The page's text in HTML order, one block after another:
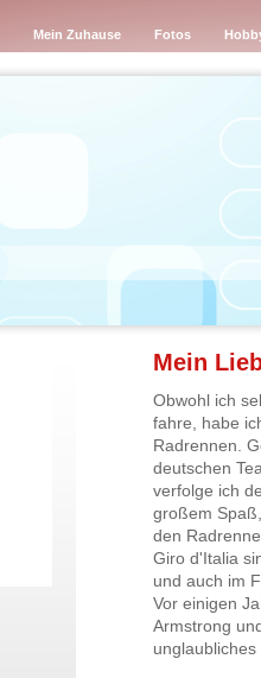
Mein Zuhause Fotos
Mein
Obwohl ich
fahre, habe
Radrennen.
deutschen
verfolge ich
großem
den
Giro d'Italia
und auch im
Vor einigen
Armstrong
unglaubliches